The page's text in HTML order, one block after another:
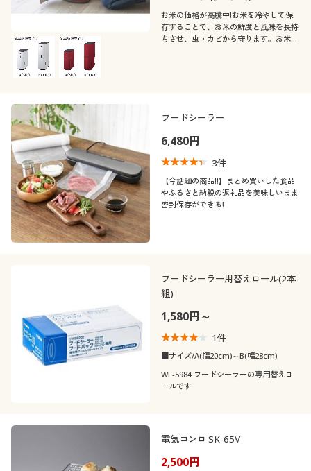
お米の価格が高騰中!お米を冷やして保
存することで、お米の鮮度と風味を長持
ちさせ、虫・カビから守ります。お米や
フードシーラー
6,480円
3件
【今話題の商品!!】まとめ買いした食品
やふるさと納税の返礼品を美味しいまま
密封保存ができる!
フードシーラー用替えロール(2本
組)
1,580円～
1件
■サイズ/A(幅20cm)～B(幅28cm)
WF-5984 フードシーラーの専用替えロ
ールです
電気コンロ SK-65V
2,500円